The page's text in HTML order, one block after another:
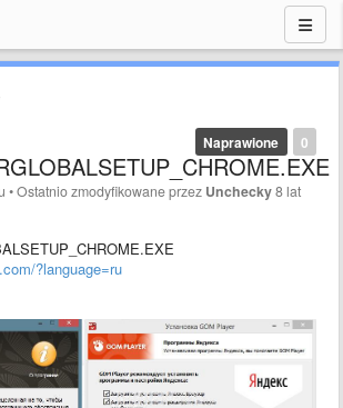
0
Naprawione
•Ostatnio zmodyfikowane przez Unchecky8 lat
?language=ru